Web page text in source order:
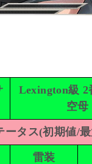
Lexington級 2
空母
ータス(初期値/
雷装